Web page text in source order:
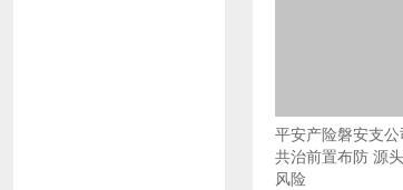
平安产险磐安支
共治前置布防 源
风险